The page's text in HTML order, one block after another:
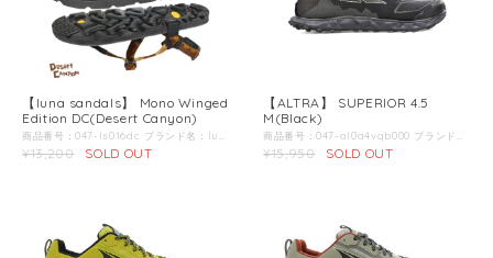
【luna sandals】 Mono Winged
Edition DC(Desert Canyon)
¥13,200 SOLD OUT
【ALTRA】 SUPERIOR 4.5
M(Black)
¥15,950 SOLD OUT